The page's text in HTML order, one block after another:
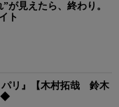
が見えたら、終わり。
ト
パリ』【木村拓哉 鈴木
◆